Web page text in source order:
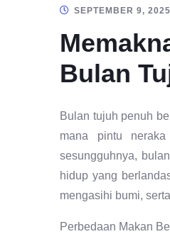
SEPTEMBER 9, 2025
Bulan
Bulan tujuh penuh
mana pintu
sesungguhnya,
hidup yang
mengasihi bumi,
Perbedaan Makan